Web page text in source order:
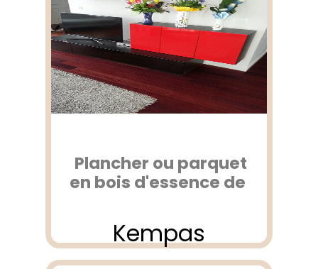
Plancher ou parquet
en bois d'essence de
Kempas